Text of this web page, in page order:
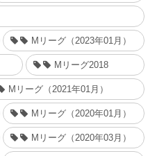
Mリーグ（2023年01月）
Mリーグ2018
Mリーグ（2021年01月）
Mリーグ（2020年01月）
Mリーグ（2020年03月）